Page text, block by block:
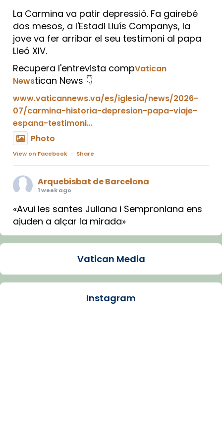
La Carmina va patir depressió. Fa gairebé
dos mesos, a l'Estadi Lluís Companys, la
jove va fer arribar el seu testimoni al papa
Lleó XIV.
Recupera l'entrevista compVatican
Newstican News 👇
www.vaticannews.va/es/iglesia/news/2026-
07/carmina-historia-depresion-papa-viaje-
espana-testimoni...
Photo
View on Facebook · Share
Arquebisbat de Barcelona
1 week ago
«Avui les santes Juliana i Semproniana ens
ajuden a alçar la mirada»
Mons. Sergi Gordo, bisbe de Tortosa, ha
Santes de Mataró.
🔗tinyurl.com/cvu5jmbk
Vatican Media
Instagram